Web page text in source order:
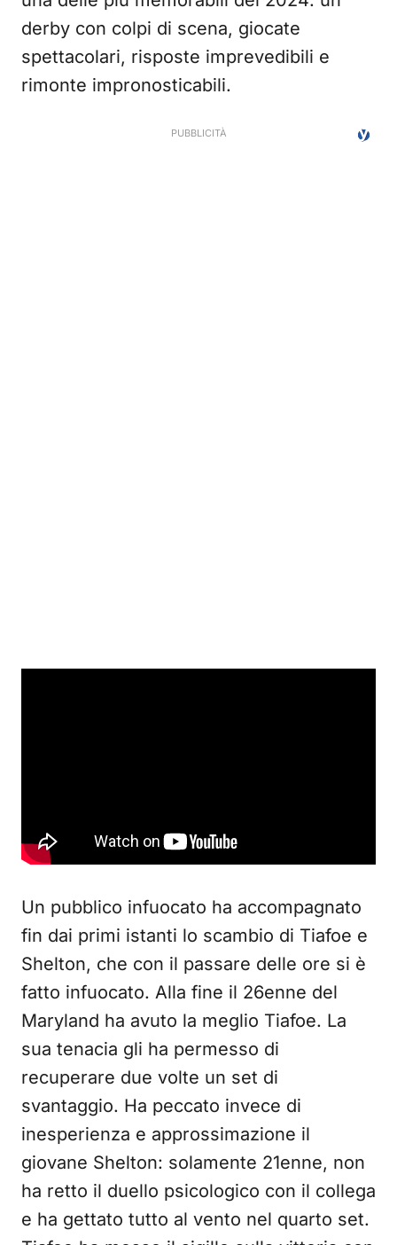
derby con colpi di scena, giocate
spettacolari, risposte imprevedibili e
rimonte impronosticabili.
Un pubblico infuocato ha accompagnato
fin dai primi istanti lo scambio di Tiafoe e
Shelton, che con il passare delle ore si è
fatto infuocato. Alla fine il 26enne del
Maryland ha avuto la meglio Tiafoe. La
sua tenacia gli ha permesso di
recuperare due volte un set di
svantaggio. Ha peccato invece di
inesperienza e approssimazione il
giovane Shelton: solamente 21enne, non
ha retto il duello psicologico con il collega
e ha gettato tutto al vento nel quarto set.